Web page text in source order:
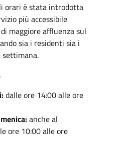
orari è stata introdotta
più accessibile
maggiore affluenza sul
sia i residenti sia i
dalle ore 14:00 alle ore
anche al
ore 10:00 alle ore